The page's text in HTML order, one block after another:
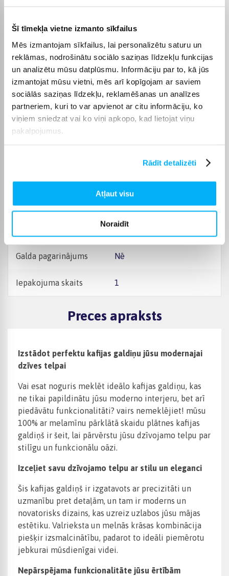
Šī tīmekļa vietne izmanto sīkfailus
Mēs izmantojam sīkfailus, lai personalizētu saturu un
reklāmas, nodrošinātu sociālo saziņas līdzekļu funkcijas
un analizētu mūsu datplūsmu. Informāciju par to, kā jūs
izmantojat mūsu vietni, mēs arī kopīgojam ar saviem
sociālās saziņas līdzekļu, reklamēšanas un analīzes
partneriem, kuri to var apvienot ar citu informāciju, ko
viņiem sniedzat vai ko viņi apkopo, kad lietojat viņu
pakalpojumus.
Rādīt detalizēti
Atļaut visu
Noraidīt
Mēbeļu krāsa Melns
Ražotāja krāsa Melns
Mēbeļu tips Kafijas galdiņš
Materiāls - Kokskaidu plātnes (MDF)
Dzīvojamā istaba
Galda pagarinājums Nē
Iepakojuma skaits 1
Preces apraksts
Izstādot perfektu kafijas galdiņu jūsu modernajai
dzīves telpai
Vai esat noguris meklēt ideālo kafijas galdiņu, kas
ne tikai papildinātu jūsu moderno interjeru, bet arī
piedāvātu funkcionalitāti? vairs nemeklējiet! mūsu
100% ar melamīnu pārklātā skaidu plātnes kafijas
galdiņš ir šeit, lai pārvērstu jūsu dzīvojamo telpu par
stilīgu un funkcionālu oāzi.
Izceļiet savu dzīvojamo telpu ar stilu un eleganci
Šis kafijas galdiņš ir izgatavots ar precizitāti un
uzmanību pret detaļām, un tam ir moderns un
novatorisks dizains, kas uzreiz uzlabos jūsu mājas
estētiku. Valrieksta un melnās krāsas kombinācija
piešķir izsmalcinātību, padarot to ideāli piemērotu
jebkurai mūsdienīgai videi.
Nepārspējama funkcionalitāte jūsu ērtībām